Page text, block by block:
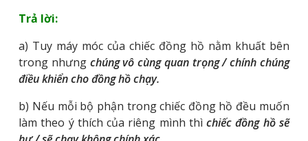
Trả lời:
a) Tuy máy móc của chiếc đồng hồ nằm khuất bên
trong nhưng chúng vô cùng quan trọng / chính chúng
điều khiển cho đồng hồ chạy.
b) Nếu mỗi bộ phận trong chiếc đồng hồ đều muốn
làm theo ý thích của riêng mình thìchiếc đồng hồ sẽ